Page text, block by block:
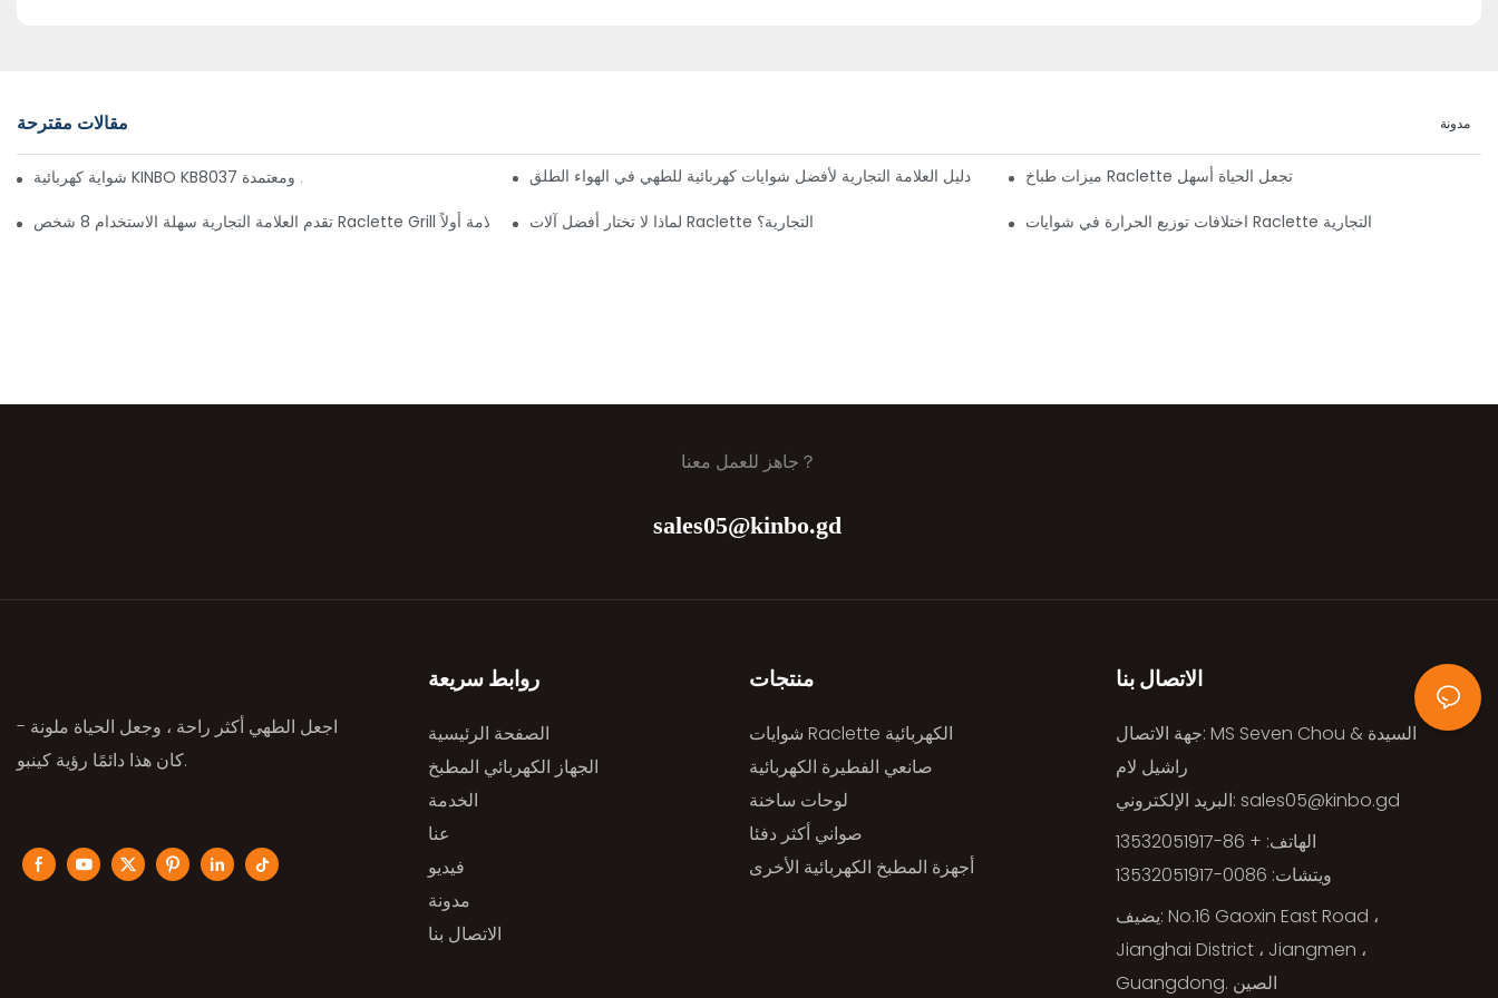
مقالات مقترحة مدونة
شواية كهربائية KINBO KB8037 تتسع لستة أشخاص - مريحة، وبسعر معقول، ومعتمدةدليل العلامة التجارية لأفضل شوايات كهربائية للطهي في الهواء الطلق ميزات طباخ Raclette تجعل الحياة أسهل
تقدم العلامة التجارية سهلة الاستخدام 8 شخص Raclette Grill مع السلامة أولاً لماذا لا تختار أفضل آلات Raclette التجارية؟ اختلافات توزيع الحرارة في شوايات Raclette التجارية
جاهز للعمل معنا？
sales05@kinbo.gd
اجعل الطهي أكثر راحة ، وجعل الحياة ملونة -
كان هذا دائمًا رؤية كينبو.
روابط سريعة
الصفحة الرئيسية
الجهاز الكهربائي المطبخ
الخدمة
عنا
فيديو
مدونة
الاتصال بنا
منتجات
شوايات Raclette الكهربائية
صانعي الفطيرة الكهربائية
لوحات ساخنة
صواني أكثر دفئا
أجهزة المطبخ الكهربائية الأخرى
الاتصال بنا
جهة الاتصال: MS Seven Chou & السيدة
راشيل لام
البريد الإلكتروني: sales05@kinbo.gd
الهاتف: + 86-13532051917
ويتشات: 0086-13532051917
يضيف: No.16 Gaoxin East Road ،
Jianghai District ، Jiangmen ،
Guangdong. الصين